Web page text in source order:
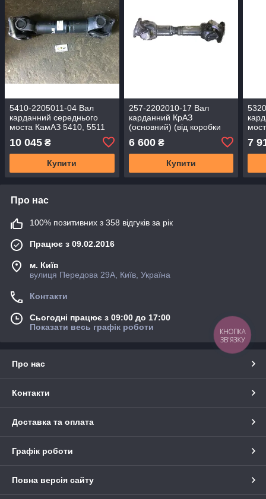
5410-2205011-04 Вал
карданний середнього
моста КамАЗ 5410, 5511
дільником) (S.I.L.A)
10 045 ₴
Купити
257-2202010-17 Вал
карданний КрАЗ
(основний) (від коробки
передач на роздавальну
коробку) (L=696мм)
6 600₴
Купити
мм)
7
Про нас
100% позитивних з 358 відгуків за рік
Працює з 09.02.2016
м. Київ
вулиця Передова 29А, Київ, Україна
Контакти
Сьогодні працює з 09:00 до 17:00
Показати весь графік роботи
Про нас
Контакти
Доставка та оплата
Графік роботи
Повна версія сайту
КНОПКА
ЗВ'ЯЗКУ